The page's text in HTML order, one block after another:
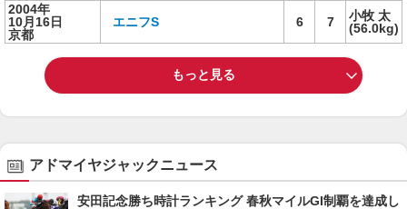
2004年
10月16日
京都
エニフS 6 7
小牧 太
(56.0kg)
もっと見る
アドマイヤジャックニュース
安田記念勝ち時計ランキング 春秋マイルGI制覇を達成し